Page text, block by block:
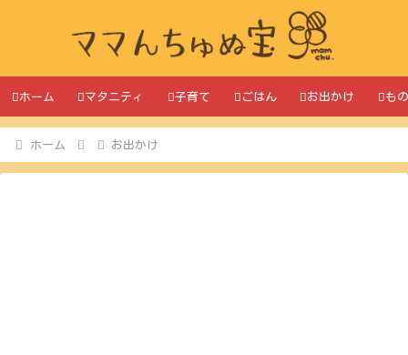
ホーム マタニティ 子育て ごはん お出かけ も
ホーム お出かけ